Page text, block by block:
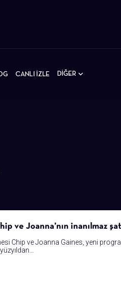
CANLI İZLE DİĞER
ve Joanna’nın inanılmaz
Chip ve Joanna Gaines, yeni